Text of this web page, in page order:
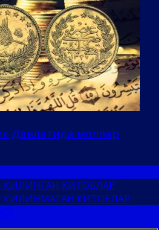
Давлатида моллар
ҚИЛИНГАН КИТОБЛАР
ҚИЛИНМАГАН КИТОБЛАР